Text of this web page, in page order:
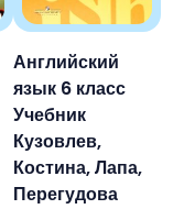
Английский
язык 6 класс
Учебник
Кузовлев,
Костина, Лапа,
Перегудова